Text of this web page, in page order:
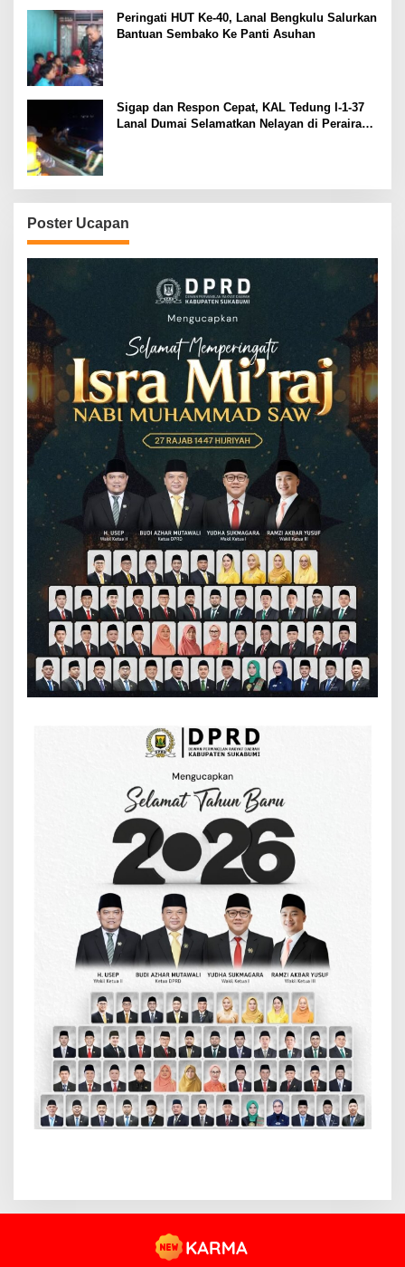
Peringati HUT Ke-40, Lanal Bengkulu Salurkan
Bantuan Sembako Ke Panti Asuhan
Sigap dan Respon Cepat, KAL Tedung I-1-37
Lanal Dumai Selamatkan Nelayan di Perairan
Poster Ucapan